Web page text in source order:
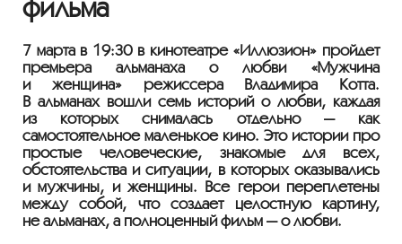
фильма
7 марта в 19:30 в кинотеатре «Иллюзион» пройдет
премьера альманаха о любви «Мужчина
и женщина» режиссера Владимира Котта.
В альманах вошли семь историй о любви, каждая
из которых снималась отдельно — как
самостоятельное маленькое кино. Это истории про
простые человеческие, знакомые для всех,
обстоятельства и ситуации, в которых оказывались
и мужчины, и женщины. Все герои переплетены
между собой, что создает целостную картину,
не альманах, а полноценный фильм — о любви.